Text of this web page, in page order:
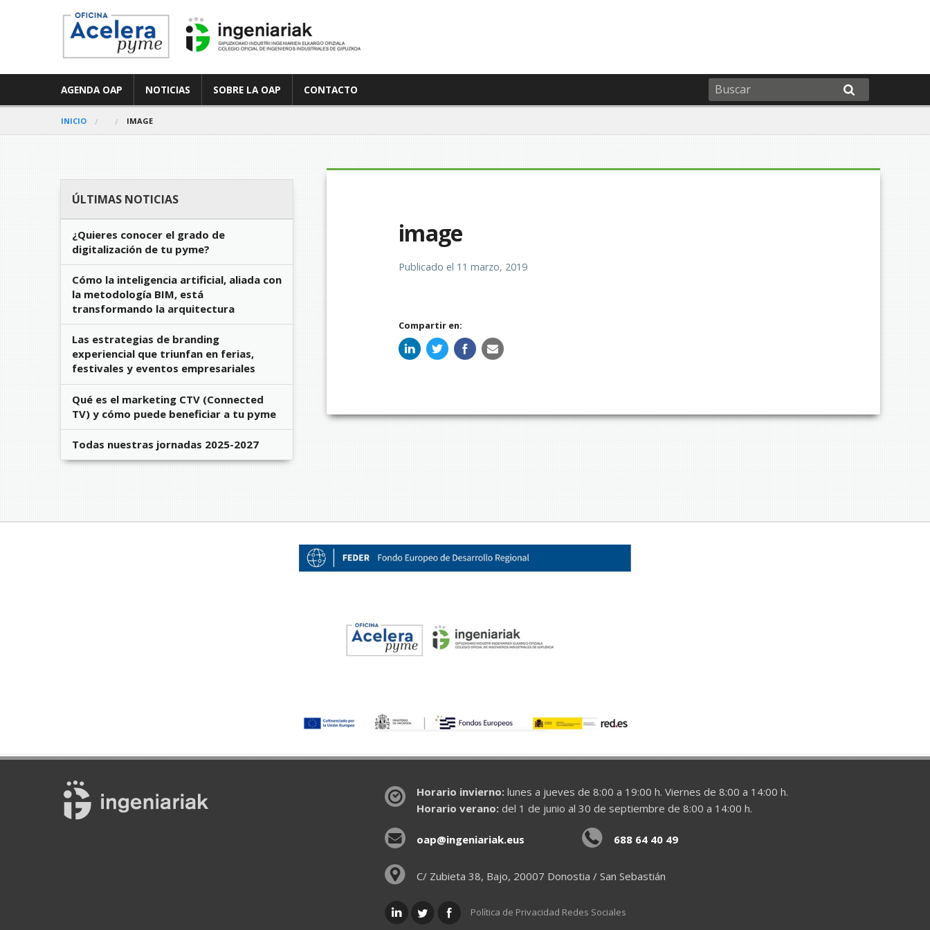
AGENDA OAP NOTICIAS SOBRE LA OAP CONTACTO
INICIO IMAGE
image
Publicado el 11 marzo, 2019
Compartir en:
ÚLTIMAS NOTICIAS
¿Quieres conocer el grado de
digitalización de tu pyme?
Cómo la inteligencia artificial, aliada con
la metodología BIM, está
transformando la arquitectura
Las estrategias de branding
experiencial que triunfan en ferias,
festivales y eventos empresariales
Qué es el marketing CTV (Connected
TV) y cómo puede beneficiar a tu pyme
Todas nuestras jornadas 2025-2027
Horario invierno:lunes a jueves de 8:00 a 19:00 h. Viernes de 8:00 a 14:00 h.
Horario verano:del 1 de junio al 30 de septiembre de 8:00 a 14:00 h.
oap@ingeniariak.eus 688 64 40 49
C/ Zubieta 38, Bajo, 20007 Donostia / San Sebastián
Política de Privacidad Redes Sociales